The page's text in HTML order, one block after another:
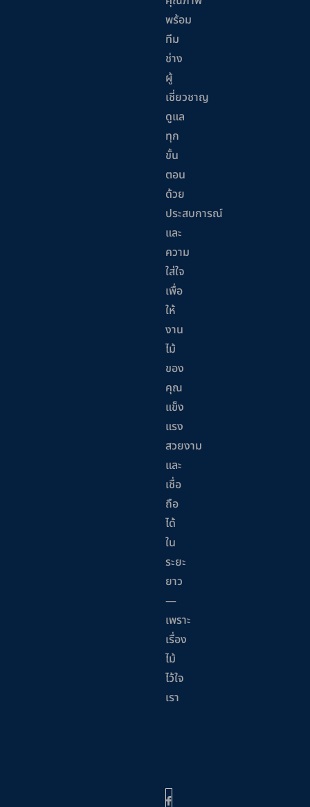
พร้อม
ทีม
ช่าง
ผู้
เชี่ยวชาญ
ดูแล
ทุก
ขั้น
ตอน
ด้วย
ประสบการณ์
และ
ความ
ใส่ใจ
เพื่อ
ให้
งาน
ไม้
ของ
คุณ
แข็ง
แรง
สวยงาม
และ
เชื่อ
ถือ
ได้
ใน
ระยะ
ยาว
—
เพราะ
เรื่อง
ไม้
ไว้ใจ
เรา